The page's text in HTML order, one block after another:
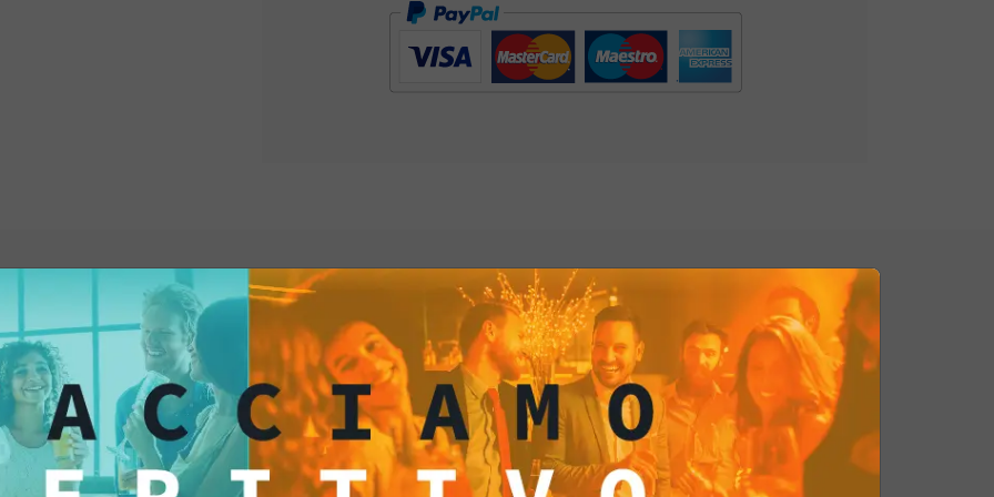
un'esplosione di gusto e beneficio per la salute.
Questi prelibati pistacchi provengono dalle regioni
pizzico di sale, offrendo un gusto che celebra le
tradizioni. Oltre al gusto, i pistacchi sono noti per essere
una fonte di grassi monoinsaturi e polinsaturi salutari,
proteine, fibre, vitamine e minerali essenziali come la
vitamina B6 e il potassio. Questi componenti possono
contribuire a mantenere il cuore sano, regolare il
colesterolo e favorire inoltre una buona
anche...